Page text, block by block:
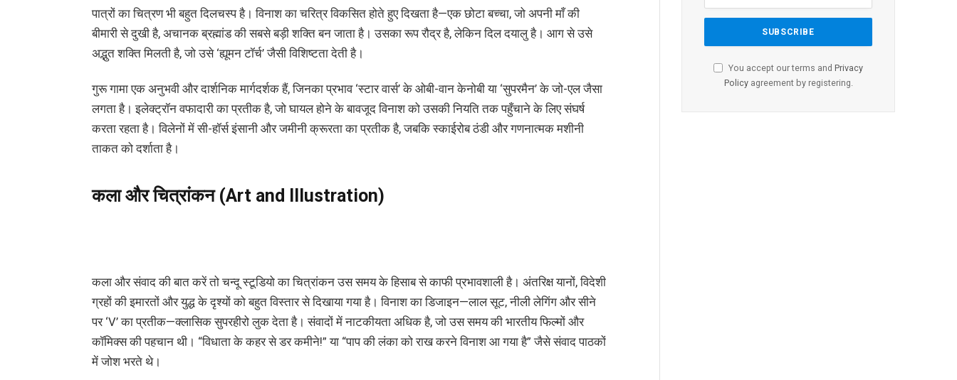
पात्रों का चित्रण भी बहुत दिलचस्प है। विनाश का चरित्र विकसित होते हुए दिखता है—एक छोटा बच्चा, जो अपनी माँ की
बीमारी से दुखी है, अचानक ब्रह्मांड की सबसे बड़ी शक्ति बन जाता है। उसका रूप रौद्र है, लेकिन दिल दयालु है। आग से उसे
अद्भुत शक्ति मिलती है, जो उसे ‘ह्यूमन टॉर्च’ जैसी विशिष्टता देती है।
गुरू गामा एक अनुभवी और दार्शनिक मार्गदर्शक हैं, जिनका प्रभाव ‘स्टार वार्स’ के ओबी-वान केनोबी या ‘सुपरमैन’ के जो-एल जैसा
लगता है। इलेक्ट्रॉन वफादारी का प्रतीक है, जो घायल होने के बावजूद विनाश को उसकी नियति तक पहुँचाने के लिए संघर्ष
करता रहता है। विलेनों में सी-हॉर्स इंसानी और जमीनी क्रूरता का प्रतीक है, जबकि स्काईरोब ठंडी और गणनात्मक मशीनी
ताकत को दर्शाता है।
कलाऔरचित्रांकन (Art and Illustration)
कला और संवाद की बात करें तो चन्दू स्टूडियो का चित्रांकन उस समय के हिसाब से काफी प्रभावशाली है। अंतरिक्ष यानों, विदेशी
ग्रहों की इमारतों और युद्ध के दृश्यों को बहुत विस्तार से दिखाया गया है। विनाश का डिजाइन—लाल सूट, नीली लेगिंग और सीने
पर ‘V’ का प्रतीक—क्लासिक सुपरहीरो लुक देता है। संवादों में नाटकीयता अधिक है, जो उस समय की भारतीय फिल्मों और
कॉमिक्स की पहचान थी। “विधाता के कहर से डर कमीने!” या “पाप की लंका को राख करने विनाश आ गया है” जैसे संवाद पाठकों
में जोश भरते थे।
You accept our terms and Privacy
Policyagreement by registering.